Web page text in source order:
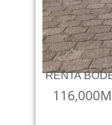
RENTA